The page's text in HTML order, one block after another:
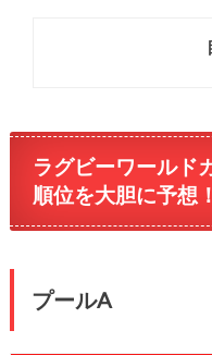
ラグビーワールド
順位を大胆に予想！
プールA